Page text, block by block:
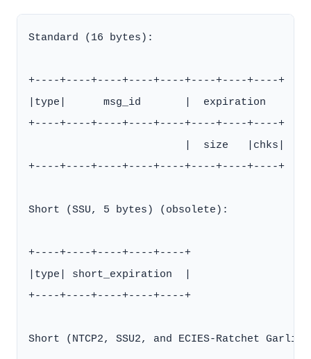
Standard (16 bytes):
+----+----+----+----+----+----+----+----+
|type|      msg_id       |  expiration
+----+----+----+----+----+----+----+----+
                         |  size   |chks|
+----+----+----+----+----+----+----+----+
Short (SSU, 5 bytes) (obsolete):
+----+----+----+----+----+
|type| short_expiration  |
+----+----+----+----+----+
Short (NTCP2, SSU2, and ECIES-Ratchet